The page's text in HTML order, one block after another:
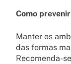
Como prevenir
Manter os
das formas
Recomenda-